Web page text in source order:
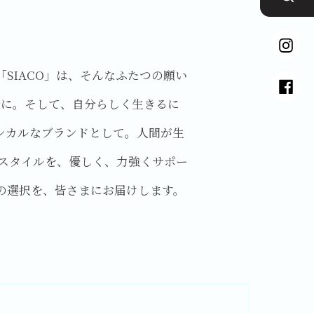
」は、そんなふたつの願い
。そして、自分らしく生きるに
ルなブランドとして。人間が生
タイルを、優しく、力強くサポー
択を、皆さまにお届けします。